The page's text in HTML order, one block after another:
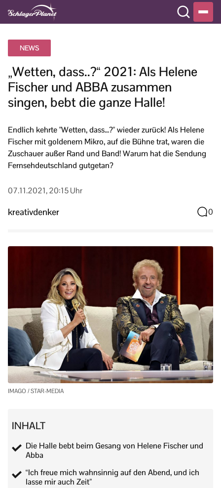
NEWS
„Wetten, dass..?“ 2021: Als Helene
Fischer und ABBA zusammen
singen, bebt die ganze Halle!
Endlich kehrte "Wetten, dass...?" wieder zurück! Als Helene
Fischer mit goldenem Mikro, auf die Bühne trat, waren die
Zuschauer außer Rand und Band! Warum hat die Sendung
Fernsehdeutschland gutgetan?
07.11.2021, 20:15 Uhr
kreativdenker 0
IMAGO / STAR-MEDIA
INHALT
Die Halle bebt beim Gesang von Helene Fischer und
Abba
“Ich freue mich wahnsinnig auf den Abend, und ich
lasse mir auch Zeit”